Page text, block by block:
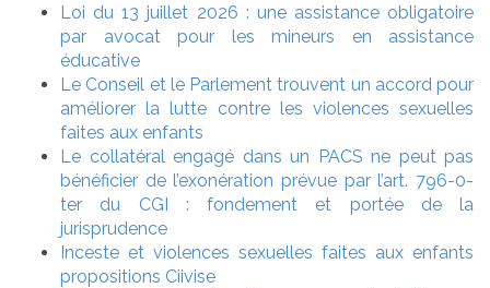
Loi du 13 juillet 2026 : une assistance obligatoire
par avocat pour les mineurs en assistance
éducative
Le Conseil et le Parlement trouvent un accord pour
améliorer la lutte contre les violences sexuelles
faites aux enfants
Le collatéral engagé dans un PACS ne peut pas
bénéficier de l’exonération prévue par l’art. 796-0-
ter du CGI : fondement et portée de la
jurisprudence
Inceste et violences sexuelles faites aux enfants
propositions Ciivise